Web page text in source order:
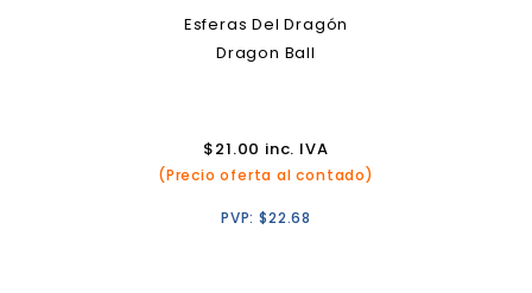
Esferas Del Dragón
Dragon Ball
$21.00 inc. IVA
(Precio oferta al contado)
PVP:$22.68